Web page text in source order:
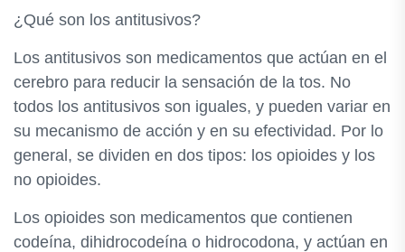
¿Qué son los antitusivos?
Los antitusivos son medicamentos que actúan en el
cerebro para reducir la sensación de la tos. No
todos los antitusivos son iguales, y pueden variar en
su mecanismo de acción y en su efectividad. Por lo
general, se dividen en dos tipos: los opioides y los
no opioides.
Los opioides son medicamentos que contienen
codeína, dihidrocodeína o hidrocodona, y actúan en